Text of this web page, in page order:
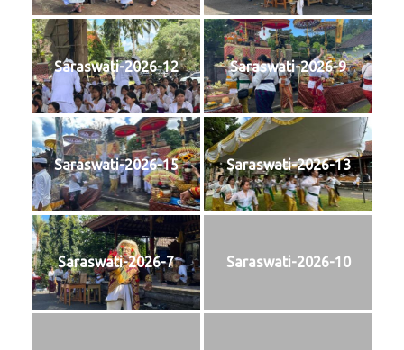
Saraswati-2026-12 Saraswati-2026-9
Saraswati-2026-15 Saraswati-2026-13
Saraswati-2026-7 Saraswati-2026-10